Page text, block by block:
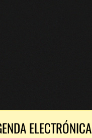
ELECTRÓNICA